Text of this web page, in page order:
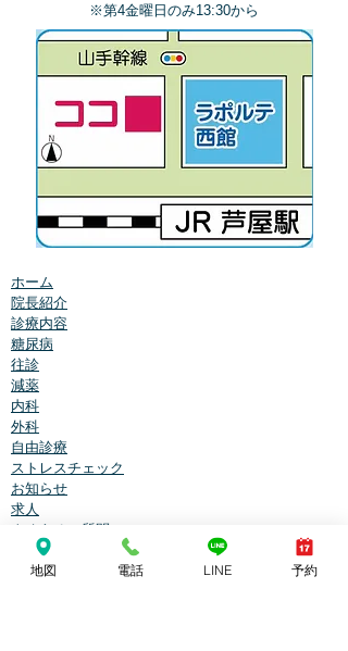
​※第4金曜日のみ13:30から
ホーム
院長紹介
診療内容
糖尿病
往診
減薬
内科
外科
自由診療
ストレスチェック
お知らせ
求人
よくあるご質問
問い合わせ
地図 電話 LINE 予約